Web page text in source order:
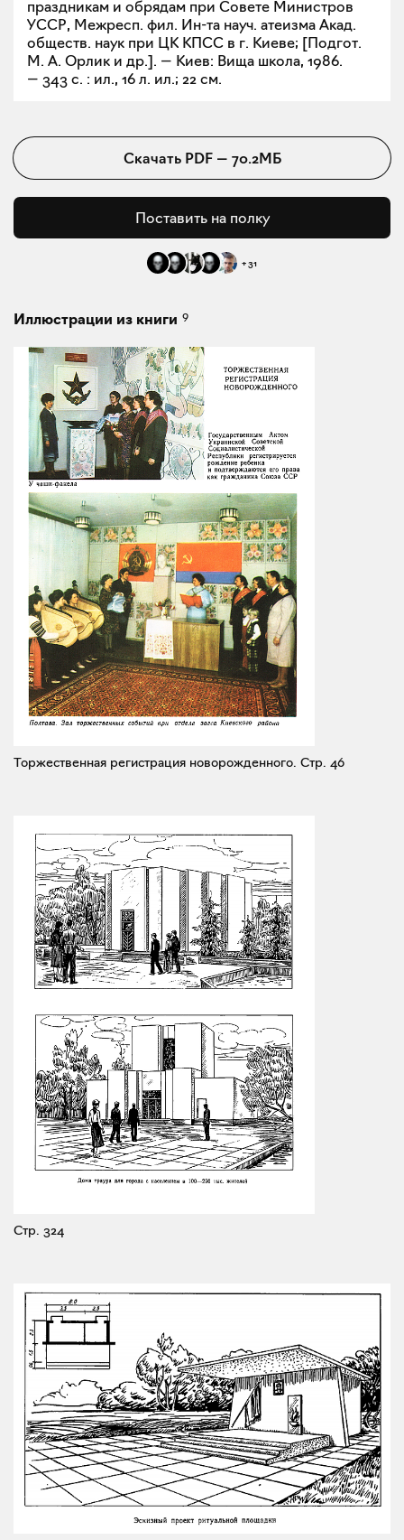
праздникам и обрядам при Совете Министров
УССР, Межресп. фил. Ин-та науч. атеизма Акад.
обществ. наук при ЦК КПСС в г. Киеве; [Подгот.
М. А. Орлик и др.]. — Киев: Вища школа, 1986.
— 343 с. : ил., 16 л. ил.; 22 см.
Скачать PDF— 70.2МБ
Поставить на полку
+31
Иллюстрации из книги 9
Торжественная регистрация новорожденного. Стр. 46
Стр. 324